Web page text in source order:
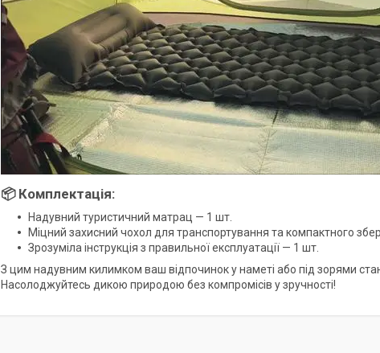
📦 Комплектація:
Надувний туристичний матрац — 1 шт.
Міцний захисний чохол для транспортування та компактного
Зрозуміла інструкція з правильної експлуатації — 1 шт.
З цим надувним килимком ваш відпочинок у наметі або під зорями
Насолоджуйтесь дикою природою без компромісів у зручності!